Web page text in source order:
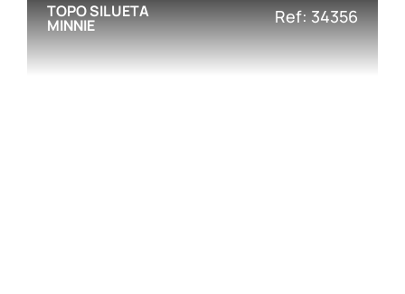
TOPO SILUETA
MINNIE Ref: 34356